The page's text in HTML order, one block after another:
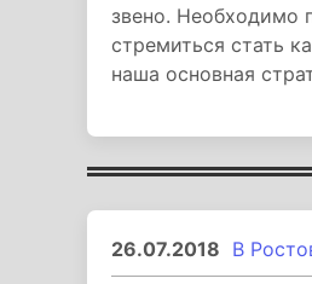
звено. Необходимо
стремиться стать
наша основная
26.07.2018 В